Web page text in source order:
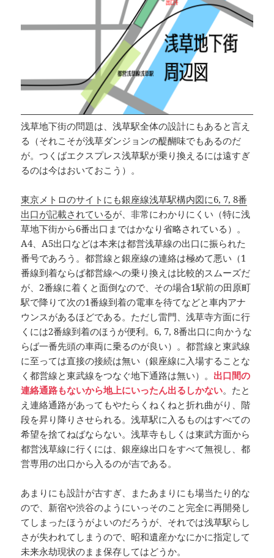
浅草地下街の問題は、浅草駅全体の設計にもあると言え
る（それこそが浅草ダンジョンの醍醐味でもあるのだ
が。つくばエクスプレス浅草駅が乗り換えるには遠すぎ
るのは今はおいておこう）。
東京メトロのサイトにも銀座線浅草駅構内図に6, 7, 8番
出口が記載されているが、非常にわかりにくい（特に浅
草地下街から6番出口まではかなり省略されている）。
A4、A5出口などは本来は都営浅草線の出口に振られた
番号であろう。都営線と銀座線の連絡は極めて悪い（1
番線到着ならば都営線への乗り換えは比較的スムーズだ
が、2番線に着くと面倒なので、その場合1駅前の田原町
駅で降りて次の1番線到着の電車を待てなどと車内アナ
ウンスがあるほどである。ただし雷門、浅草寺方面に行
くには2番線到着のほうが便利。6, 7, 8番出口に向かうな
らば一番先頭の車両に乗るのが良い）。都営線と東武線
に至っては直接の接続は無い（銀座線に入場することな
く都営線と東武線をつなぐ地下通路は無い）。 出口間の
連絡通路もないから地上にいったん出るしかない。たと
え連絡通路があってもやたらくねくねと折れ曲がり、階
段を昇り降りさせられる。浅草駅に入るものはすべての
希望を捨てねばならない。浅草寺もしくは東武方面から
都営浅草線に行くには、銀座線出口をすべて無視し、都
営専用の出口から入るのが吉である。
あまりにも設計が古すぎ、またあまりにも場当たり的な
ので、新宿や渋谷のようにいっそのこと完全に再開発し
てしまったほうがよいのだろうが、それでは浅草駅らし
さが失われてしまうので、昭和遺産かなにかに指定して
未来永劫現状のまま保存してはどうか。